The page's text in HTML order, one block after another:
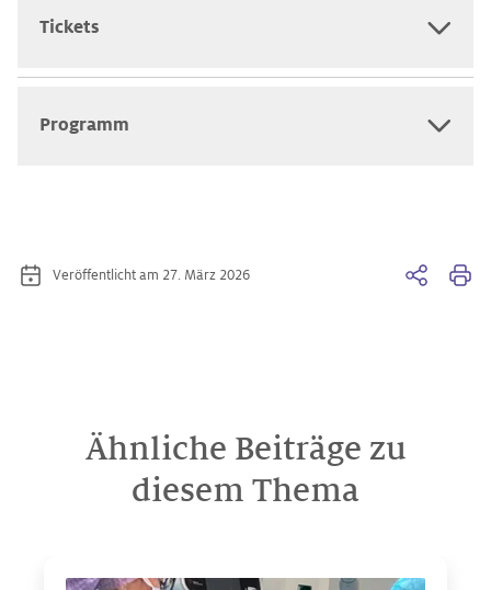
Tickets
Programm
Veröffentlicht am 27. März 2026
Ähnliche Beiträge zu
diesem Thema